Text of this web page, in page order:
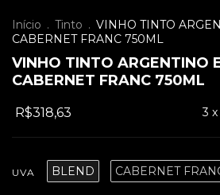
Início . Tinto . VINHO TINTO
CABERNET FRANC 750ML
VINHO TINTO ARGENTINO
CABERNET FRANC 750ML
R$318,63 3
UVA BLEND CABERNET